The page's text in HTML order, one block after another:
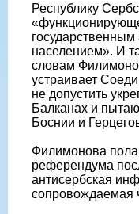
Республику
населением». И
словам
устраивает
не допустить
Балканах и
Боснии и
Филимонова
референдума
антисербская
сопровождаемая